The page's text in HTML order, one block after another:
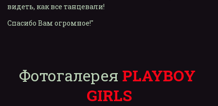
видеть, как все танцевали!
Спасибо Вам огромное!"
Фотогалерея PLAYBOY
GIRLS